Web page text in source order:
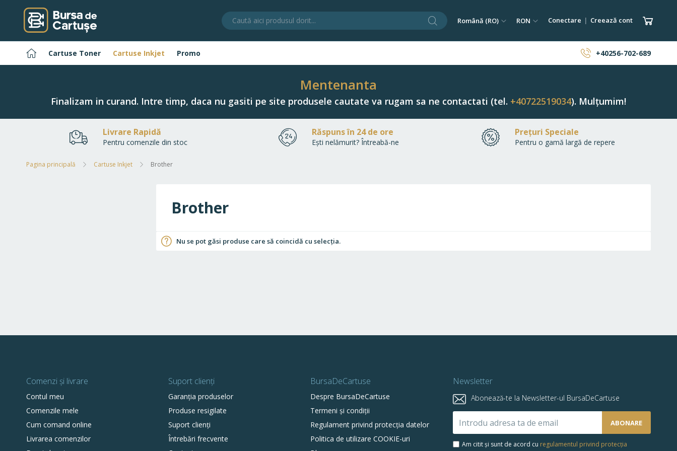
Navigați
la
Conținut
CăutareLimba
Română (RO) Monedă
RON Conectare Creează cont Coșul
PaginaCartuse Toner Cartuse Inkjet Promo +40256-702-689
Mentenanta
Finalizam in curand. Intre timp, daca nu gasiti pe site produsele cautate va rugam sa ne contactati (tel. +40722519034). Mulțumim!
Livrare Rapidă
Pentru comenzile din stoc
Răspuns în 24 de ore
Ești nelămurit? Întreabă-ne
Prețuri Speciale
Pentru o gamă largă de repere
Pagina principală Cartuse Inkjet Brother
Brother
Nu se pot găsi produse care să coincidă cu selecția.
Comenzi și livrare
Contul meu
Comenzile mele
Cum comand online
Livrarea comenzilor
Suport clienți
Garanția produselor
Produse resigilate
Suport clienți
Întrebări frecvente
BursaDeCartuse
Despre BursaDeCartuse
Termeni și condiții
Regulament privind protecția datelor
Politica de utilizare COOKIE-uri
Newsletter
Abonează-te la Newsletter-ul BursaDeCartuse
Abonează-
la
newsletter-
ABONARE
Am citit și sunt de acord cu regulamentul privind protecția